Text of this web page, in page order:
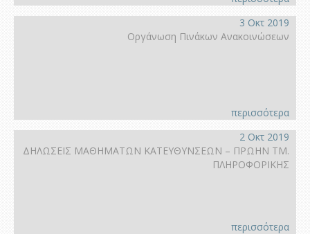
3 Οκτ 2019
Οργάνωση Πινάκων Ανακοινώσεων
περισσότερα
2 Οκτ 2019
ΔΗΛΩΣΕΙΣ ΜΑΘΗΜΑΤΩΝ ΚΑΤΕΥΘΥΝΣΕΩΝ – ΠΡΩΗΝ ΤΜ.
ΠΛΗΡΟΦΟΡΙΚΗΣ
περισσότερα